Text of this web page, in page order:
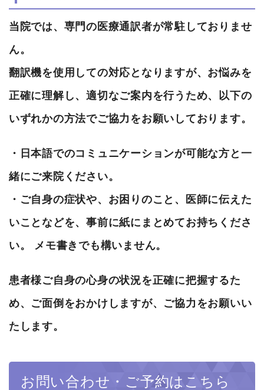
当院では、専門の医療通訳者が常駐しておりませ
ん。
翻訳機を使用しての対応となりますが、お悩みを
正確に理解し、適切なご案内を行うため、以下の
いずれかの方法でご協力をお願いしております。
・日本語でのコミュニケーションが可能な方と一
緒にご来院ください。
・ご自身の症状や、お困りのこと、医師に伝えた
いことなどを、事前に紙にまとめてお持ちくださ
い。 メモ書きでも構いません。
患者様ご自身の心身の状況を正確に把握するた
め、ご面倒をおかけしますが、ご協力をお願いい
たします。
お問い合わせ・ご予約はこちら